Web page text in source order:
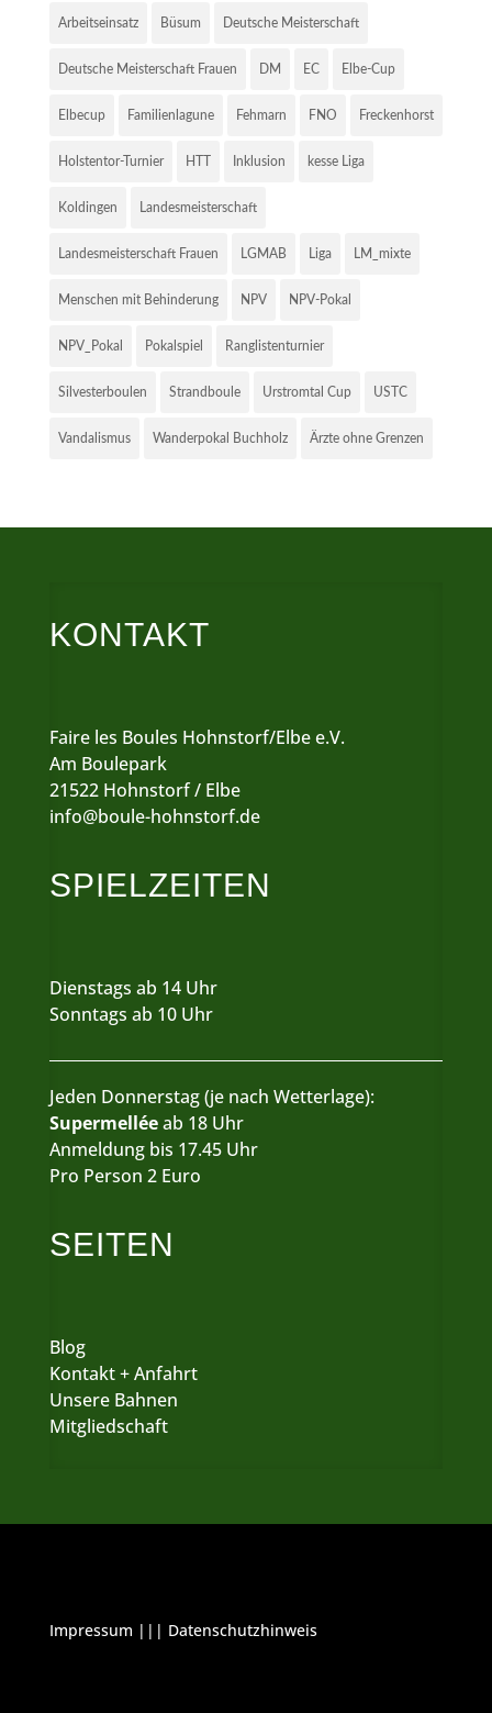
Arbeitseinsatz Büsum Deutsche Meisterschaft
Deutsche Meisterschaft Frauen DM EC Elbe-Cup
Elbecup Familienlagune Fehmarn FNO Freckenhorst
Holstentor-Turnier HTT Inklusion kesse Liga
Koldingen Landesmeisterschaft
Landesmeisterschaft Frauen LGMAB Liga LM_mixte
Menschen mit Behinderung NPV NPV-Pokal
NPV_Pokal Pokalspiel Ranglistenturnier
Silvesterboulen Strandboule Urstromtal Cup USTC
Vandalismus Wanderpokal Buchholz Ärzte ohne Grenzen
KONTAKT
Faire les Boules Hohnstorf/Elbe e.V.
Am Boulepark
21522 Hohnstorf / Elbe
info@boule-hohnstorf.de
SPIELZEITEN
Dienstags ab 14 Uhr
Sonntags ab 10 Uhr
Jeden Donnerstag (je nach Wetterlage):
Supermelléeab 18 Uhr
Anmeldung bis 17.45 Uhr
Pro Person 2 Euro
SEITEN
Blog
Kontakt + Anfahrt
Unsere Bahnen
Mitgliedschaft
Impressum ||| Datenschutzhinweis